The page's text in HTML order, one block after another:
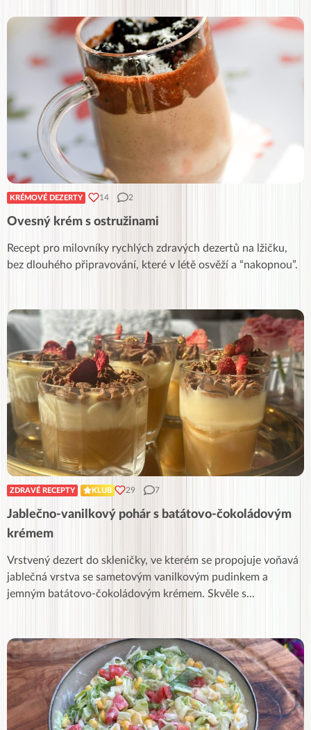
KRÉMOVÉ DEZERTY 14 2
Ovesný krém s ostružinami
Recept pro milovníky rychlých zdravých dezertů na lžičku,
bez dlouhého připravování, které v létě osvěží a “nakopnou”.
ZDRAVÉ RECEPTY KLUB 29 7
Jablečno-vanilkový pohár s batátovo-čokoládovým
krémem
Vrstvený dezert do skleničky, ve kterém se propojuje voňavá
jablečná vrstva se sametovým vanilkovým pudinkem a
jemným batátovo-čokoládovým krémem. Skvěle s...